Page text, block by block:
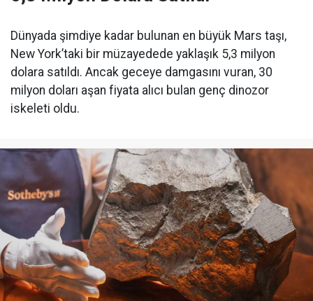
Dünyada şimdiye kadar bulunan en büyük Mars taşı,
New York’taki bir müzayedede yaklaşık 5,3 milyon
dolara satıldı. Ancak geceye damgasını vuran, 30
milyon doları aşan fiyata alıcı bulan genç dinozor
iskeleti oldu.